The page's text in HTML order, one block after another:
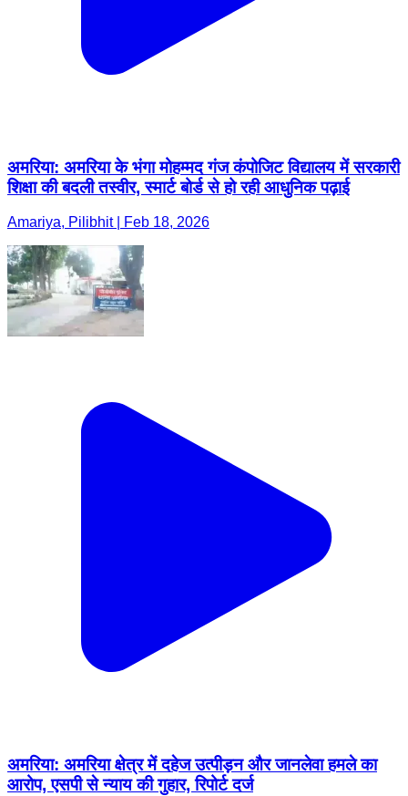
अमरिया: अमरिया के भंगा मोहम्मद गंज कंपोजिट विद्यालय में सरकारी
शिक्षा की बदली तस्वीर, स्मार्ट बोर्ड से हो रही आधुनिक पढ़ाई
Amariya, Pilibhit | Feb 18, 2026
अमरिया: अमरिया क्षेत्र में दहेज उत्पीड़न और जानलेवा हमले का
आरोप, एसपी से न्याय की गुहार, रिपोर्ट दर्ज